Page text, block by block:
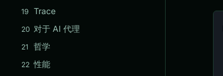
19 Trace
20 对于 AI 代理
21 哲学
22 性能